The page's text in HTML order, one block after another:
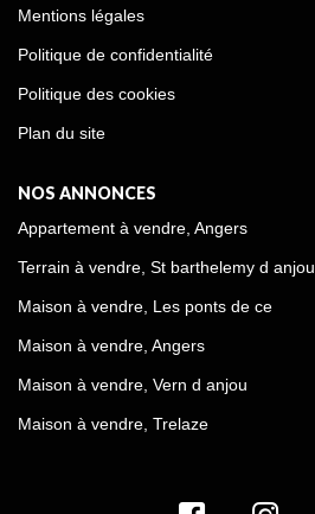
Mentions légales
Politique de confidentialité
Politique des cookies
Plan du site
NOS ANNONCES
Appartement à vendre, Angers
Terrain à vendre, St barthelemy d anjou
Maison à vendre, Les ponts de ce
Maison à vendre, Angers
Maison à vendre, Vern d anjou
Maison à vendre, Trelaze